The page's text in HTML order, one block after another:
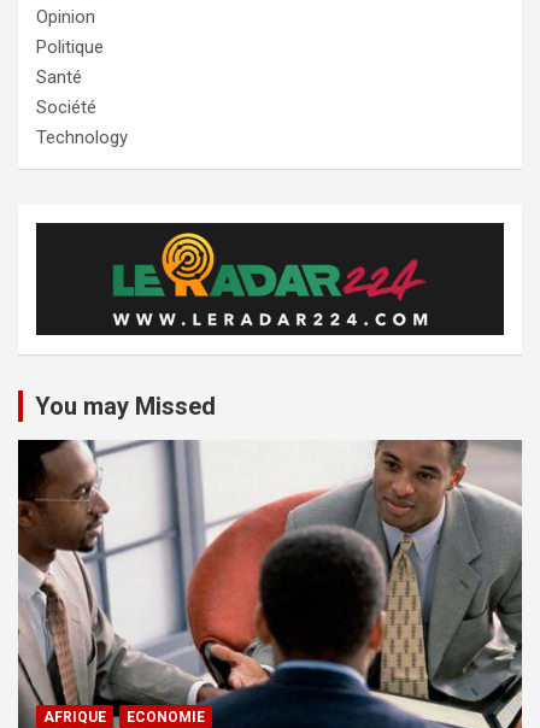
Opinion
Politique
Santé
Société
Technology
You may Missed
AFRIQUE ECONOMIE